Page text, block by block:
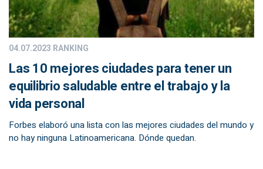
04.07.2023 RANKING
Las 10 mejores ciudades para tener un
equilibrio saludable entre el trabajo y la
vida personal
Forbes elaboró una lista con las mejores ciudades del mundo y
no hay ninguna Latinoamericana. Dónde quedan.